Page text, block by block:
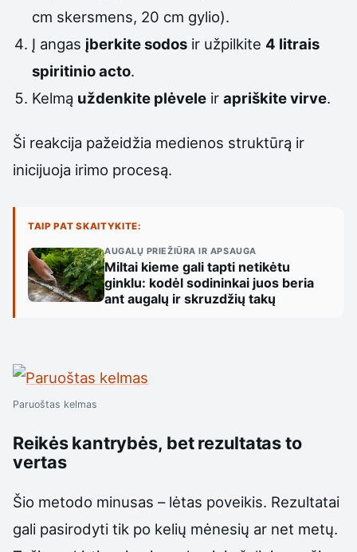
cm skersmens, 20 cm gylio).
Į angas įberkite sodos ir užpilkite4 litrais
spiritinio acto.
Kelmą uždenkite plėvele irapriškite virve.
Ši reakcija pažeidžia medienos struktūrą ir
inicijuoja irimo procesą.
TAIP PAT SKAITYKITE:
AUGALŲ PRIEŽIŪRA IR APSAUGA
Miltai kieme gali tapti netikėtu
ginklu: kodėl sodininkai juos beria
ant augalų ir skruzdžių takų
Paruoštas kelmas
Reikės kantrybės, bet rezultatas to
vertas
Šio metodo minusas – lėtas poveikis. Rezultatai
gali pasirodyti tik po kelių mėnesių ar net metų.